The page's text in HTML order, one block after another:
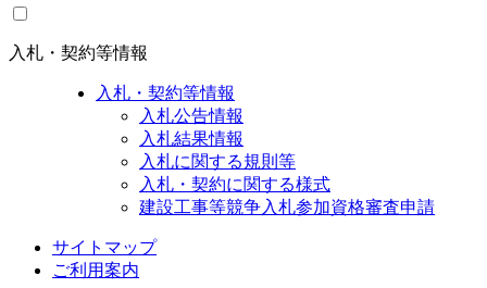
入札・契約等情報
入札・契約等情報
入札公告情報
入札結果情報
入札に関する規則等
入札・契約に関する様式
建設工事等競争入札参加資格審査申請
サイトマップ
ご利用案内